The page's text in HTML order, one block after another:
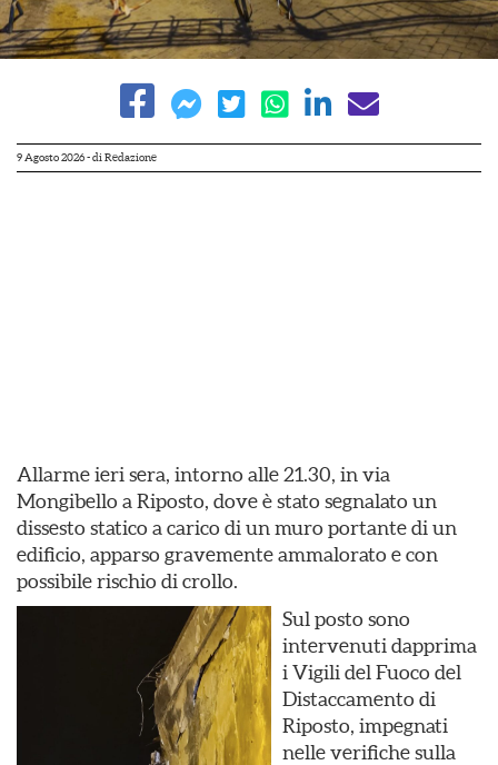
9 Agosto 2026- di Redazione
Allarme ieri sera, intorno alle 21.30, in via
Mongibello a Riposto, dove è stato segnalato un
dissesto statico a carico di un muro portante di un
edificio, apparso gravemente ammalorato e con
possibile rischio di crollo.
Sul posto sono
intervenuti dapprima
i Vigili del Fuoco del
Distaccamento di
Riposto, impegnati
nelle verifiche sulla